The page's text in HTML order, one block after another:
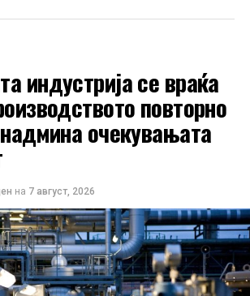
индустрија се враќа
повторно
очекувањата
на 7 август, 2026